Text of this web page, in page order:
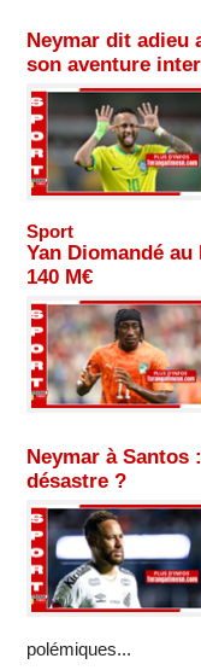
Neymar dit adieu
son aventure
Sport
Yan Diomandé
140 M€
Neymar à
désastre ?
polémiques...